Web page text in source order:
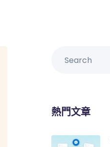
熱門文章